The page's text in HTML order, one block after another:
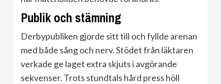
Publik och stämning
Derbypubliken gjorde sitt till och fyllde arenan
med både sång och nerv. Stödet från läktaren
verkade ge laget extra skjuts i avgörande
sekvenser. Trots stundtals hård press höll